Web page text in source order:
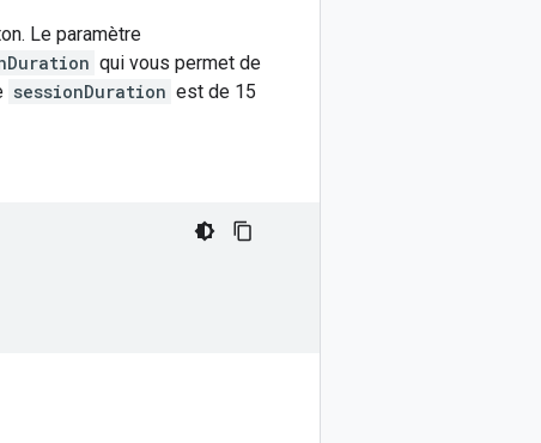
Le paramètre
qui vous permet de
sessionDuration est de 15